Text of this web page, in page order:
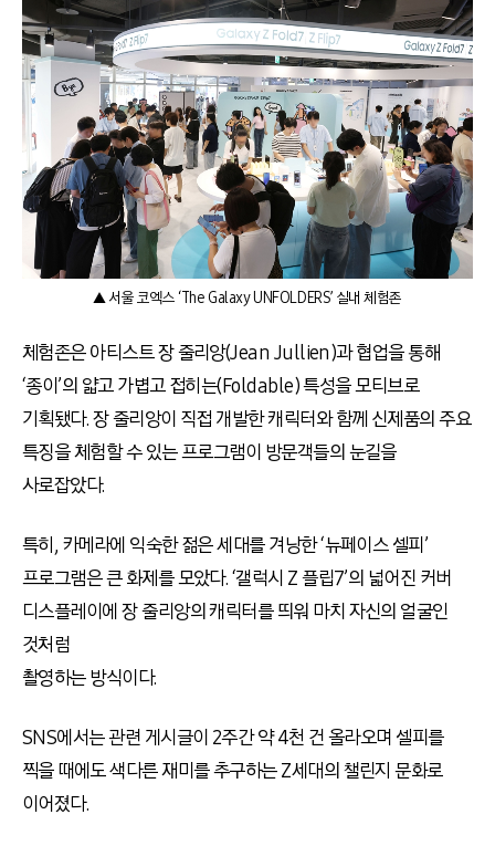
▲ 서울 코엑스 ‘The Galaxy UNFOLDERS’ 실내 체험존
체험존은 아티스트 장 줄리앙(Jean Jullien)과 협업을 통해
‘종이’의 얇고 가볍고 접히는(Foldable) 특성을 모티브로
기획됐다. 장 줄리앙이 직접 개발한 캐릭터와 함께 신제품의 주요
특징을 체험할 수 있는 프로그램이 방문객들의 눈길을
사로잡았다.
특히, 카메라에 익숙한 젊은 세대를 겨낭한 ‘뉴페이스 셀피’
프로그램은 큰 화제를 모았다. ‘갤럭시 Z 플립7’의 넓어진 커버
디스플레이에 장 줄리앙의 캐릭터를 띄워 마치 자신의 얼굴인
것처럼
촬영하는 방식이다.
SNS에서는 관련 게시글이 2주간 약 4천 건 올라오며 셀피를
찍을 때에도 색다른 재미를 추구하는 Z세대의 챌린지 문화로
이어졌다.